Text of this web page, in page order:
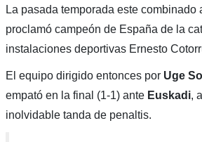
La pasada temporada este combinado
proclamó campeón de España de la
instalaciones deportivas Ernesto
El equipo dirigido entonces por Uge
empató en la final (1-1) ante Euskadi,
inolvidable tanda de penaltis.